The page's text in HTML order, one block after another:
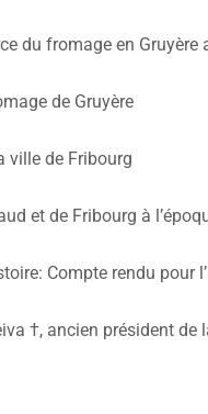
du fromage en
de Gruyère
ville de Fribourg
et de Fribourg à
Compte rendu pour
†, ancien président de